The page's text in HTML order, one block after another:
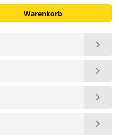
Warenkorb